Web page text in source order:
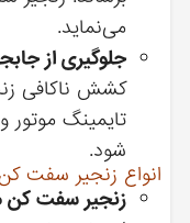
می‌نماید.
جلوگیری از
کشش ناکافی
تایمینگ
شود.
انواع زنجیر سفت
زنجیر سفت کن